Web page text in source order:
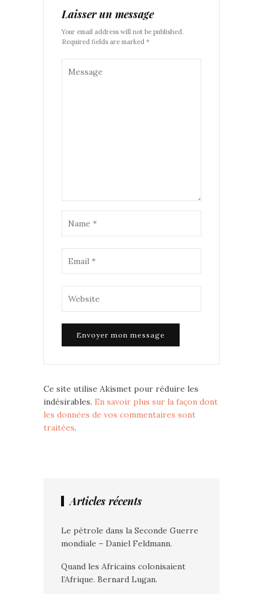
Laisser un message
Your email address will not be published.
Required fields are marked *
Ce site utilise Akismet pour réduire les
indésirables. En savoir plus sur la façon dont
les données de vos commentaires sont
traitées.
Articles récents
Le pétrole dans la Seconde Guerre
mondiale – Daniel Feldmann.
Quand les Africains colonisaient
l’Afrique. Bernard Lugan.